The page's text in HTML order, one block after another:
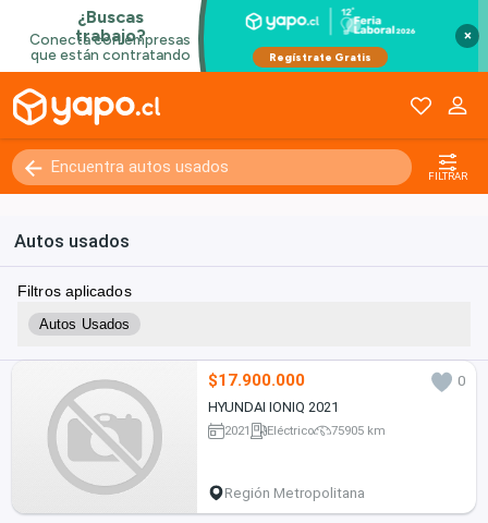
×
FILTRAR
Autos usados
Filtros aplicados
Autos Usados
$17.900.000
0
HYUNDAI IONIQ 2021
2021 Eléctrico 75905 km
Región Metropolitana
Kilómetros 0 - 250000+